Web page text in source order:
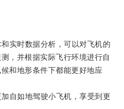
时数据分析，可以对飞机的
，并根据实际飞行环境进行自
和地形条件下都能更好地应
如地驾驶小飞机，享受到更